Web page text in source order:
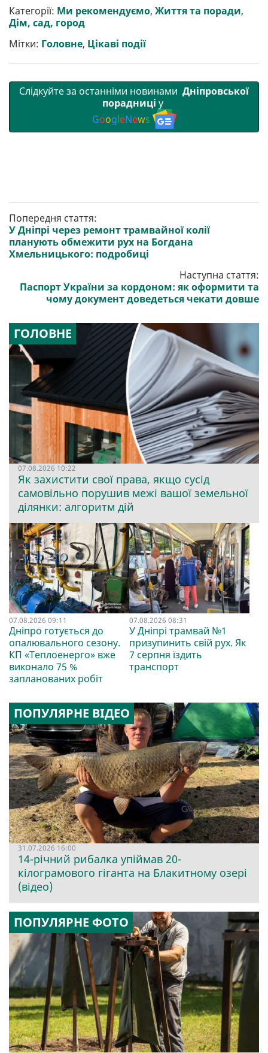
р
и
т
b
o
o
e
r
l g
r
s
A
r l
Категорії: Ми рекомендуємо, Життя та поради,
Дім, сад, город
Мітки: Головне, Цікаві події
Слідкуйте за останніми новинами Дніпровської
порадниці у
GoogleNews
Попередня стаття:
У Дніпрі через ремонт трамвайної колії
планують обмежити рух на Богдана
Хмельницького: подробиці
Наступна стаття:
Паспорт України за кордоном: як оформити та
чому документ доведеться чекати довше
ГОЛОВНЕ
07.08.2026 10:22
Як захистити свої права, якщо сусід
самовільно порушив межі вашої земельної
ділянки: алгоритм дій
07.08.2026 09:11
Дніпро готується до
опалювального сезону.
КП «Теплоенерго» вже
виконало 75 %
запланованих робіт
07.08.2026 08:31
У Дніпрі трамвай №1
призупинить свій рух. Як
7 серпня їздить
транспорт
ПОПУЛЯРНЕ ВІДЕО
31.07.2026 16:00
14-річний рибалка упіймав 20-
кілограмового гіганта на Блакитному озері
(відео)
ПОПУЛЯРНЕ ФОТО